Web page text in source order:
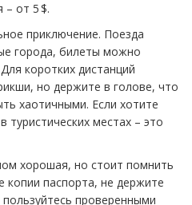
– от 5 $.
приключение. Поезда
города, билеты можно
коротких дистанций
но держите в голове, что
хаотичными. Если хотите
туристических местах – это
хорошая, но стоит помнить
копии паспорта, не держите
проверенными